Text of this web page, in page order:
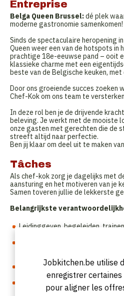
Entreprise
Belga Queen Brussel:dé plek
moderne gastronomie samenkomen!
Sinds de spectaculaire heropening
Queen weer een van de hotspots in
prachtige 18e-eeuwse pand – ooit
klassieke charme met een
beste van de Belgische keuken,
Door ons groeiende succes zoeken
Chef-Kok om ons team te
In deze rol ben je de drijvende
beleving. Je werkt met de mooiste
onze gasten met gerechten die de
streeft altijd naar perfectie.
Ben jij klaar om deel uit te maken
Tâches
Als chef-kok zorg je dagelijks met
aansturing en het motiveren van je
Samen toveren jullie de lekkerste
Belangrijkste
Leidinggeven, begeleiden,
passen bij ons culinair aanbod.
Zorgen voor goede
tussen zaal en keuken.
Opvolgen en bijsturen van de
personeelskosten.
Jobkitchen.be utilise
enregistrer
pour aligner les